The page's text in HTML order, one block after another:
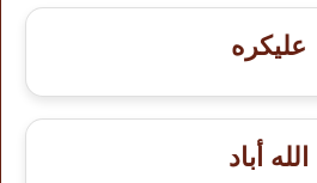
عليكره
الله أباد